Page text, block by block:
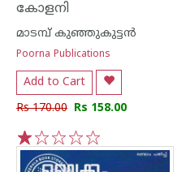
കോളനി
മാടമ്പ് കുഞ്ഞുകുട്ടന്‍
Poorna Publications
Add to Cart
Rs 170.00 Rs 158.00
5
4
3
2
1